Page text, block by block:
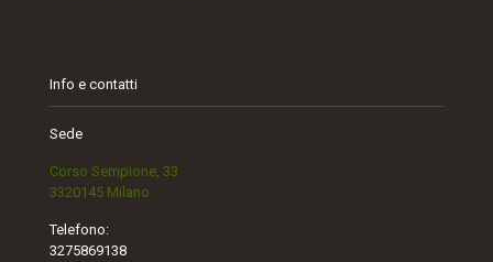
Info e contatti
Sede
Corso Sempione, 33
3320145 Milano
Telefono:
3275869138